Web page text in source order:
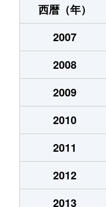
西暦（年）
2007
2008
2009
2010
2011
2012
2013